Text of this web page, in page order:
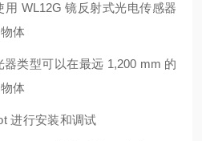
WL12G 镜反射式光电传感器
体
类型可以在最远 1,200 mm 的
体
进行安装和调试